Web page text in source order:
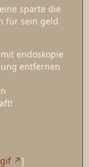
sparte die
für sein geld
endoskopie
entfernen
]